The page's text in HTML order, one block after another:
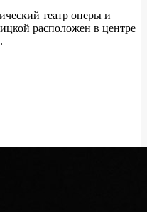
театр оперы и
расположен в центре